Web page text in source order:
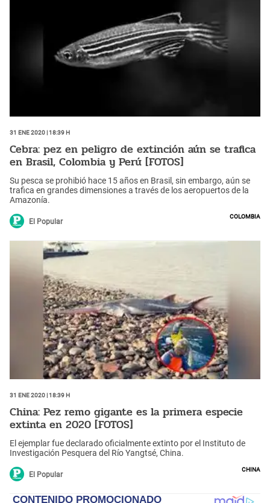
31 Ene 2020 | 18:39 h
Cebra: pez en peligro de extinción aún se trafica
en Brasil, Colombia y Perú [FOTOS]
Su pesca se prohibió hace 15 años en Brasil, sin embargo, aún se
trafica en grandes dimensiones a través de los aeropuertos de la
Amazonía.
El Popular
Colombia
31 Ene 2020 | 18:39 h
China: Pez remo gigante es la primera especie
extinta en 2020 [FOTOS]
El ejemplar fue declarado oficialmente extinto por el Instituto de
Investigación Pesquera del Río Yangtsé, China.
El Popular
China